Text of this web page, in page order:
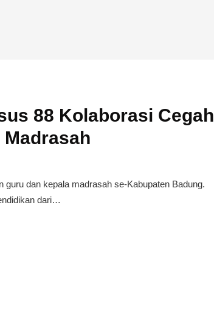
88 Kolaborasi Cegah
dan kepala madrasah se-Kabupaten Badung.
dari…